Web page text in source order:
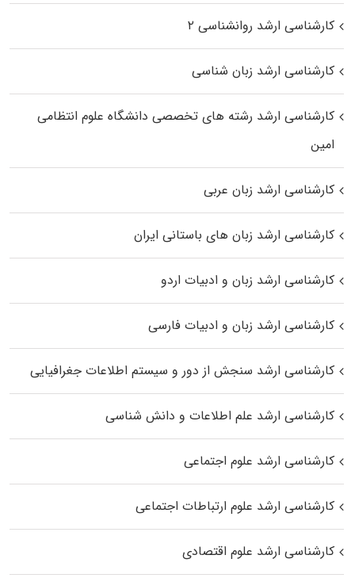
کارشناسی ارشد روانشناسی ۲
کارشناسی ارشد زبان شناسی
کارشناسی ارشد رﺷﺘﻪ ﻫﺎی تخصصی داﻧﺸﮕﺎه ﻋﻠﻮم انتظامی
اﻣﻴﻦ
کارشناسی ارشد زبان عربی
کارشناسی ارشد زبان‌ های باستانی ایران
کارشناسی ارشد زبان و ادبیات اردو
کارشناسی ارشد زبان و ادبیات فارسی
کارشناسی ارشد سنجش از دور و سیستم اطلاعات جغرافیایی
کارشناسی ارشد علم اطلاعات و دانش شناسی
کارشناسی ارشد علوم اجتماعی
کارشناسی ارشد علوم ارتباطات اجتماعی
کارشناسی ارشد علوم اقتصادی